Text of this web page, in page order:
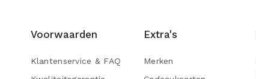
Voorwaarden
Klantenservice & FAQ
Extra's
Merken